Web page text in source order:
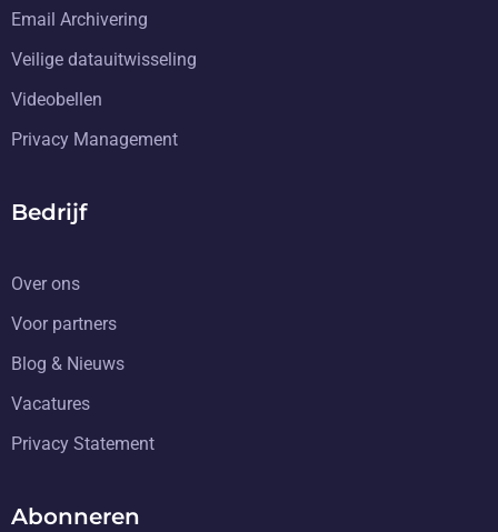
Email Archivering
Veilige datauitwisseling
Videobellen
Privacy Management
Bedrijf
Over ons
Voor partners
Blog & Nieuws
Vacatures
Privacy Statement
Abonneren